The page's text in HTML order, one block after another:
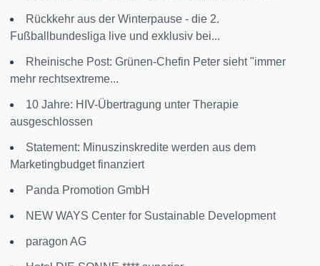
Rückkehr aus der Winterpause - die 2.
Fußballbundesliga live und exklusiv bei...
Rheinische Post: Grünen-Chefin Peter sieht "immer
mehr rechtsextreme...
10 Jahre: HIV-Übertragung unter Therapie
ausgeschlossen
Statement: Minuszinskredite werden aus dem
Marketingbudget finanziert
Panda Promotion GmbH
NEW WAYS Center for Sustainable Development
paragon AG